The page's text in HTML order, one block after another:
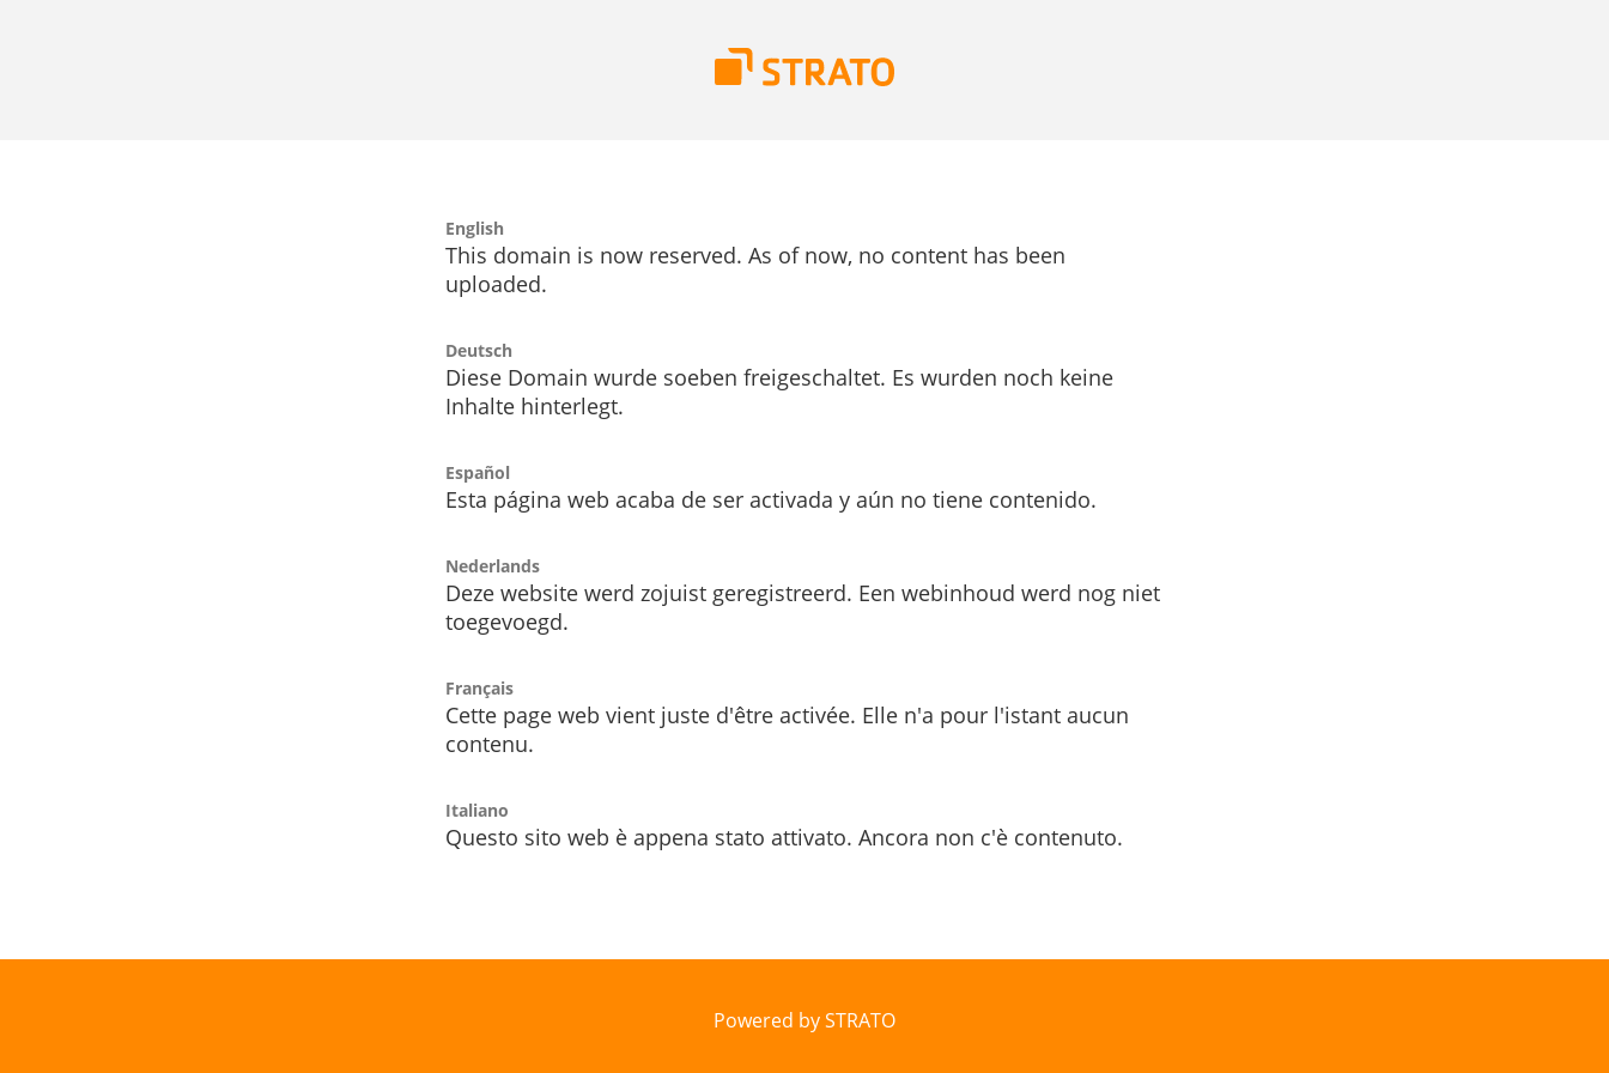
English
This domain is now reserved. As of now, no content has been
uploaded.
Deutsch
Diese Domain wurde soeben freigeschaltet. Es wurden noch keine
Inhalte hinterlegt.
Español
Esta página web acaba de ser activada y aún no tiene contenido.
Nederlands
Deze website werd zojuist geregistreerd. Een webinhoud werd nog niet
toegevoegd.
Français
Cette page web vient juste d'être activée. Elle n'a pour l'istant aucun
contenu.
Italiano
Questo sito web è appena stato attivato. Ancora non c'è contenuto.
Powered by STRATO